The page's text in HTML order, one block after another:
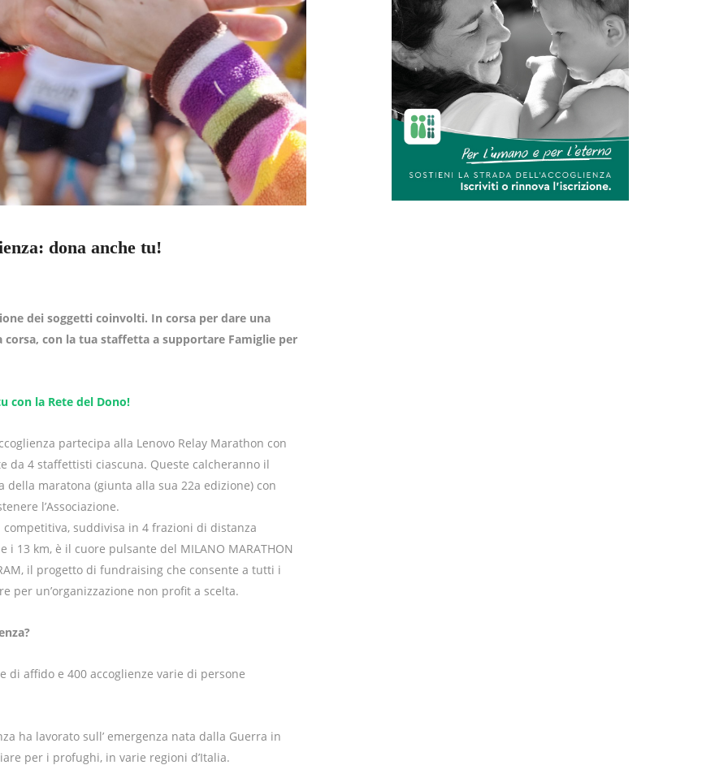
dona anche tu!
dei soggetti coinvolti. In corsa per dare una
con la tua staffetta a supportare Famiglie per
con la Rete del Dono!
partecipa alla Lenovo Relay Marathon con
da 4 staffettisti ciascuna. Queste calcheranno il
della maratona (giunta alla sua 22a edizione) con
l’Associazione.
competitiva, suddivisa in 4 frazioni di distanza
i 13 km, è il cuore pulsante del MILANO MARATHON
il progetto di fundraising che consente a tutti i
per un’organizzazione non profit a scelta.
di affido e 400 accoglienze varie di persone
ha lavorato sull’ emergenza nata dalla Guerra in
per i profughi, in varie regioni d’Italia.